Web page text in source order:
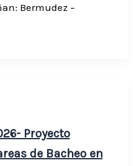
Bermudez –
Proyecto
de Bacheo en